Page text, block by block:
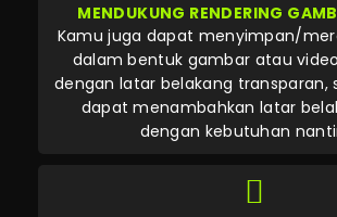
MENDUKUNG RENDERING
Kamu juga dapat menyimpan/
dalam bentuk gambar atau
dengan latar belakang transparan,
dapat menambahkan latar
dengan kebutuhan